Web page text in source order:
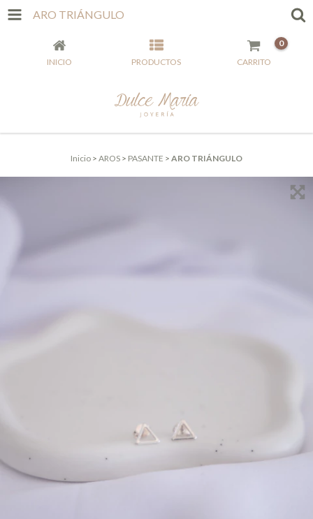
ARO TRIÁNGULO
INICIO PRODUCTOS CARRITO
0
Inicio > AROS > PASANTE > ARO TRIÁNGULO